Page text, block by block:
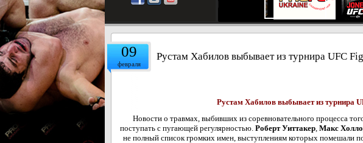
09
февраля
Рустам Хабилов выбывает из турнира UFC
Рустам Хабилов выбывает из турнира
Новости о травмах, выбивших из соревновательного процесса
поступать с пугающей регулярностью. Роберт Уиттакер, Макс
не полный список громких имен, выступлениям которых помешали